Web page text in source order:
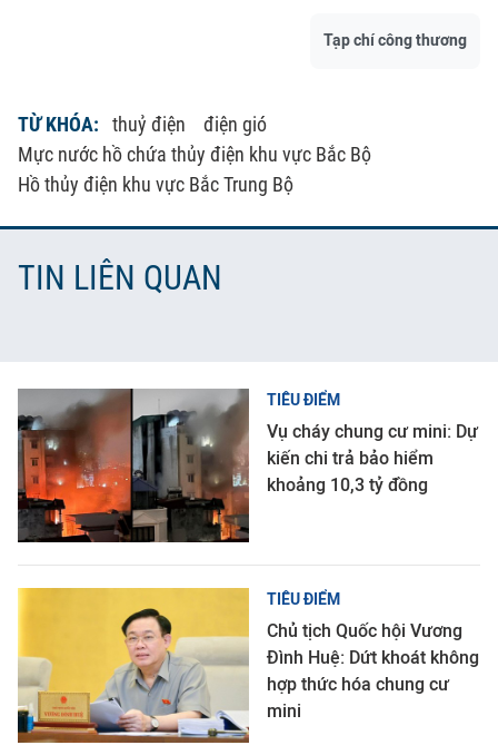
Tạp chí công thương
TỪ KHÓA: thuỷ điện
điện gió
Mực nước hồ chứa thủy điện khu vực Bắc Bộ
Hồ thủy điện khu vực Bắc Trung Bộ
TIN LIÊN QUAN
TIÊU ĐIỂM
Vụ cháy chung cư mini: Dự
kiến chi trả bảo hiểm
khoảng 10,3 tỷ đồng
TIÊU ĐIỂM
Chủ tịch Quốc hội Vương
Đình Huệ: Dứt khoát không
hợp thức hóa chung cư
mini